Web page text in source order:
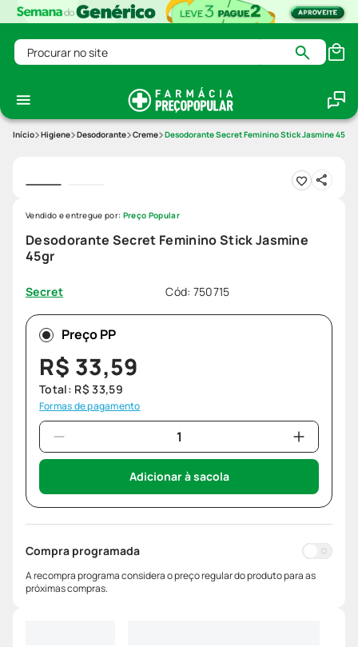
Procurar no site
Higiene Desodorante Creme Desodorante Secret Feminino Stick Jasmine 45gr
Desodorante Secret Feminino Stick Jasmine
45gr
Secret Cód: 750715
Vendido e entregue por: Preço Popular
Preço PP
R$ 33,59
Total: R$ 33,59
Formas de pagamento
Adicionar à sacola
Compra programada
A recompra programa considera o preço regular do produto para as
próximas compras.